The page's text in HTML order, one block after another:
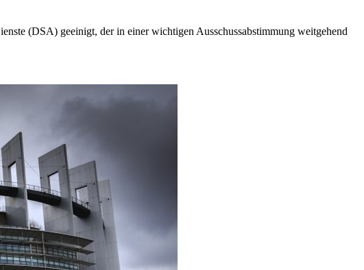
(DSA) geeinigt, der in einer wichtigen Ausschussabstimmung weitgehend